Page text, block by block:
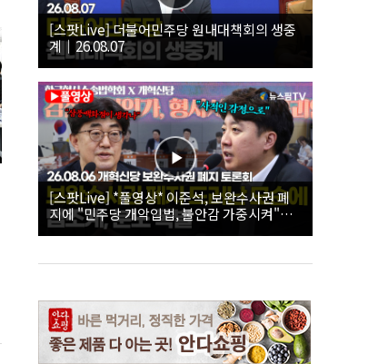
[스팟Live] 더불어민주당 원내대책회의 생중
계｜26.08.07
[스팟Live] *풀영상* 이준석, 보완수사권 폐
지에 "민주당 개악입법, 불안감 가중시켜"｜
26.08.06 개혁신당 보완수사권 폐지 토론회